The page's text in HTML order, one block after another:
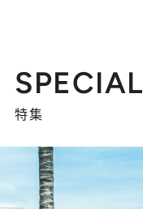
SPECIAL
特集